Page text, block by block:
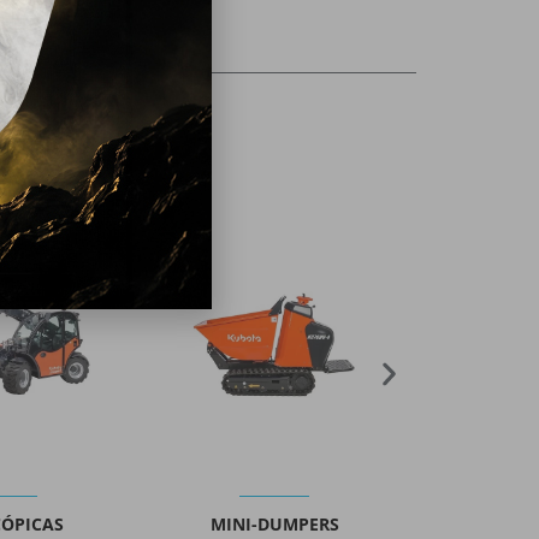
TELESCÓPICAS